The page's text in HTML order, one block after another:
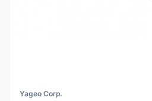
Yageo Corp.